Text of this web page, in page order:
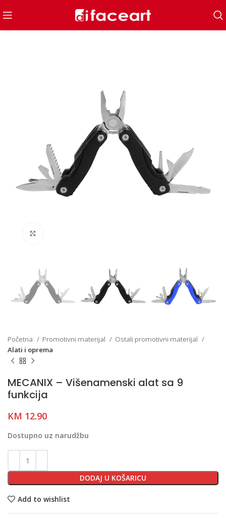
Početna Promotivni materijal
Ostali promotivni materijal
Alati i oprema
MECANIX – Višenamenski alat sa 9
funkcija
KM 12.90
Dostupno uz narudžbu
DODAJ U KOŠARICU
Add to wishlist